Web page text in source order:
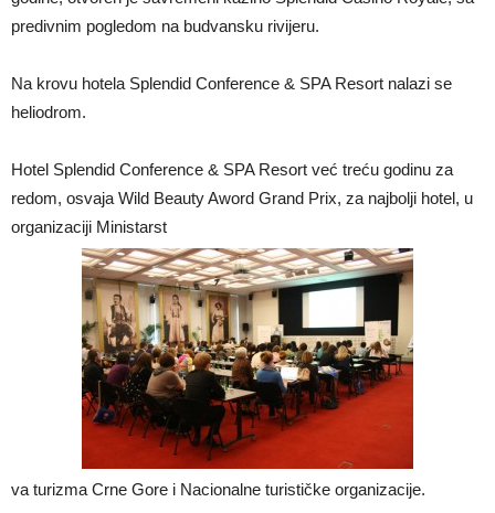
predivnim pogledom na budvansku rivijeru.
Na krovu hotela Splendid Conference & SPA Resort nalazi se
heliodrom.
Hotel Splendid Conference & SPA Resort već treću godinu za
redom, osvaja Wild Beauty Aword Grand Prix, za najbolji hotel, u
organizaciji Ministarst
va turizma Crne Gore i Nacionalne turističke organizacije.